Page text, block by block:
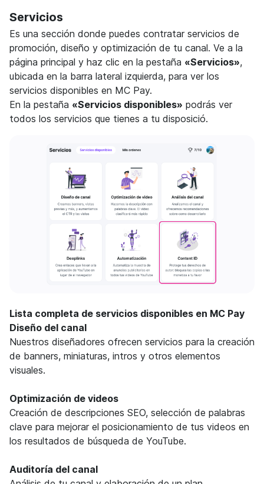
Servicios
Es una sección donde puedes contratar servicios de
promoción, diseño y optimización de tu canal. Ve a la
página principal y haz clic en la pestaña «Servicios»,
ubicada en la barra lateral izquierda, para ver los
servicios disponibles en MC Pay.
En la pestaña «Servicios disponibles» podrás ver
todos los servicios que tienes a tu disposició.
Lista completa de servicios disponibles en MC Pay
Diseño del canal
Nuestros diseñadores ofrecen servicios para la creación
de banners, miniaturas, intros y otros elementos
visuales.
Optimización de videos
Creación de descripciones SEO, selección de palabras
clave para mejorar el posicionamiento de tus videos en
los resultados de búsqueda de YouTube.
Auditoría del canal